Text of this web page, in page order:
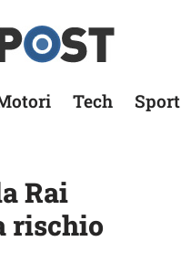
Tech Sport
Rai
rischio